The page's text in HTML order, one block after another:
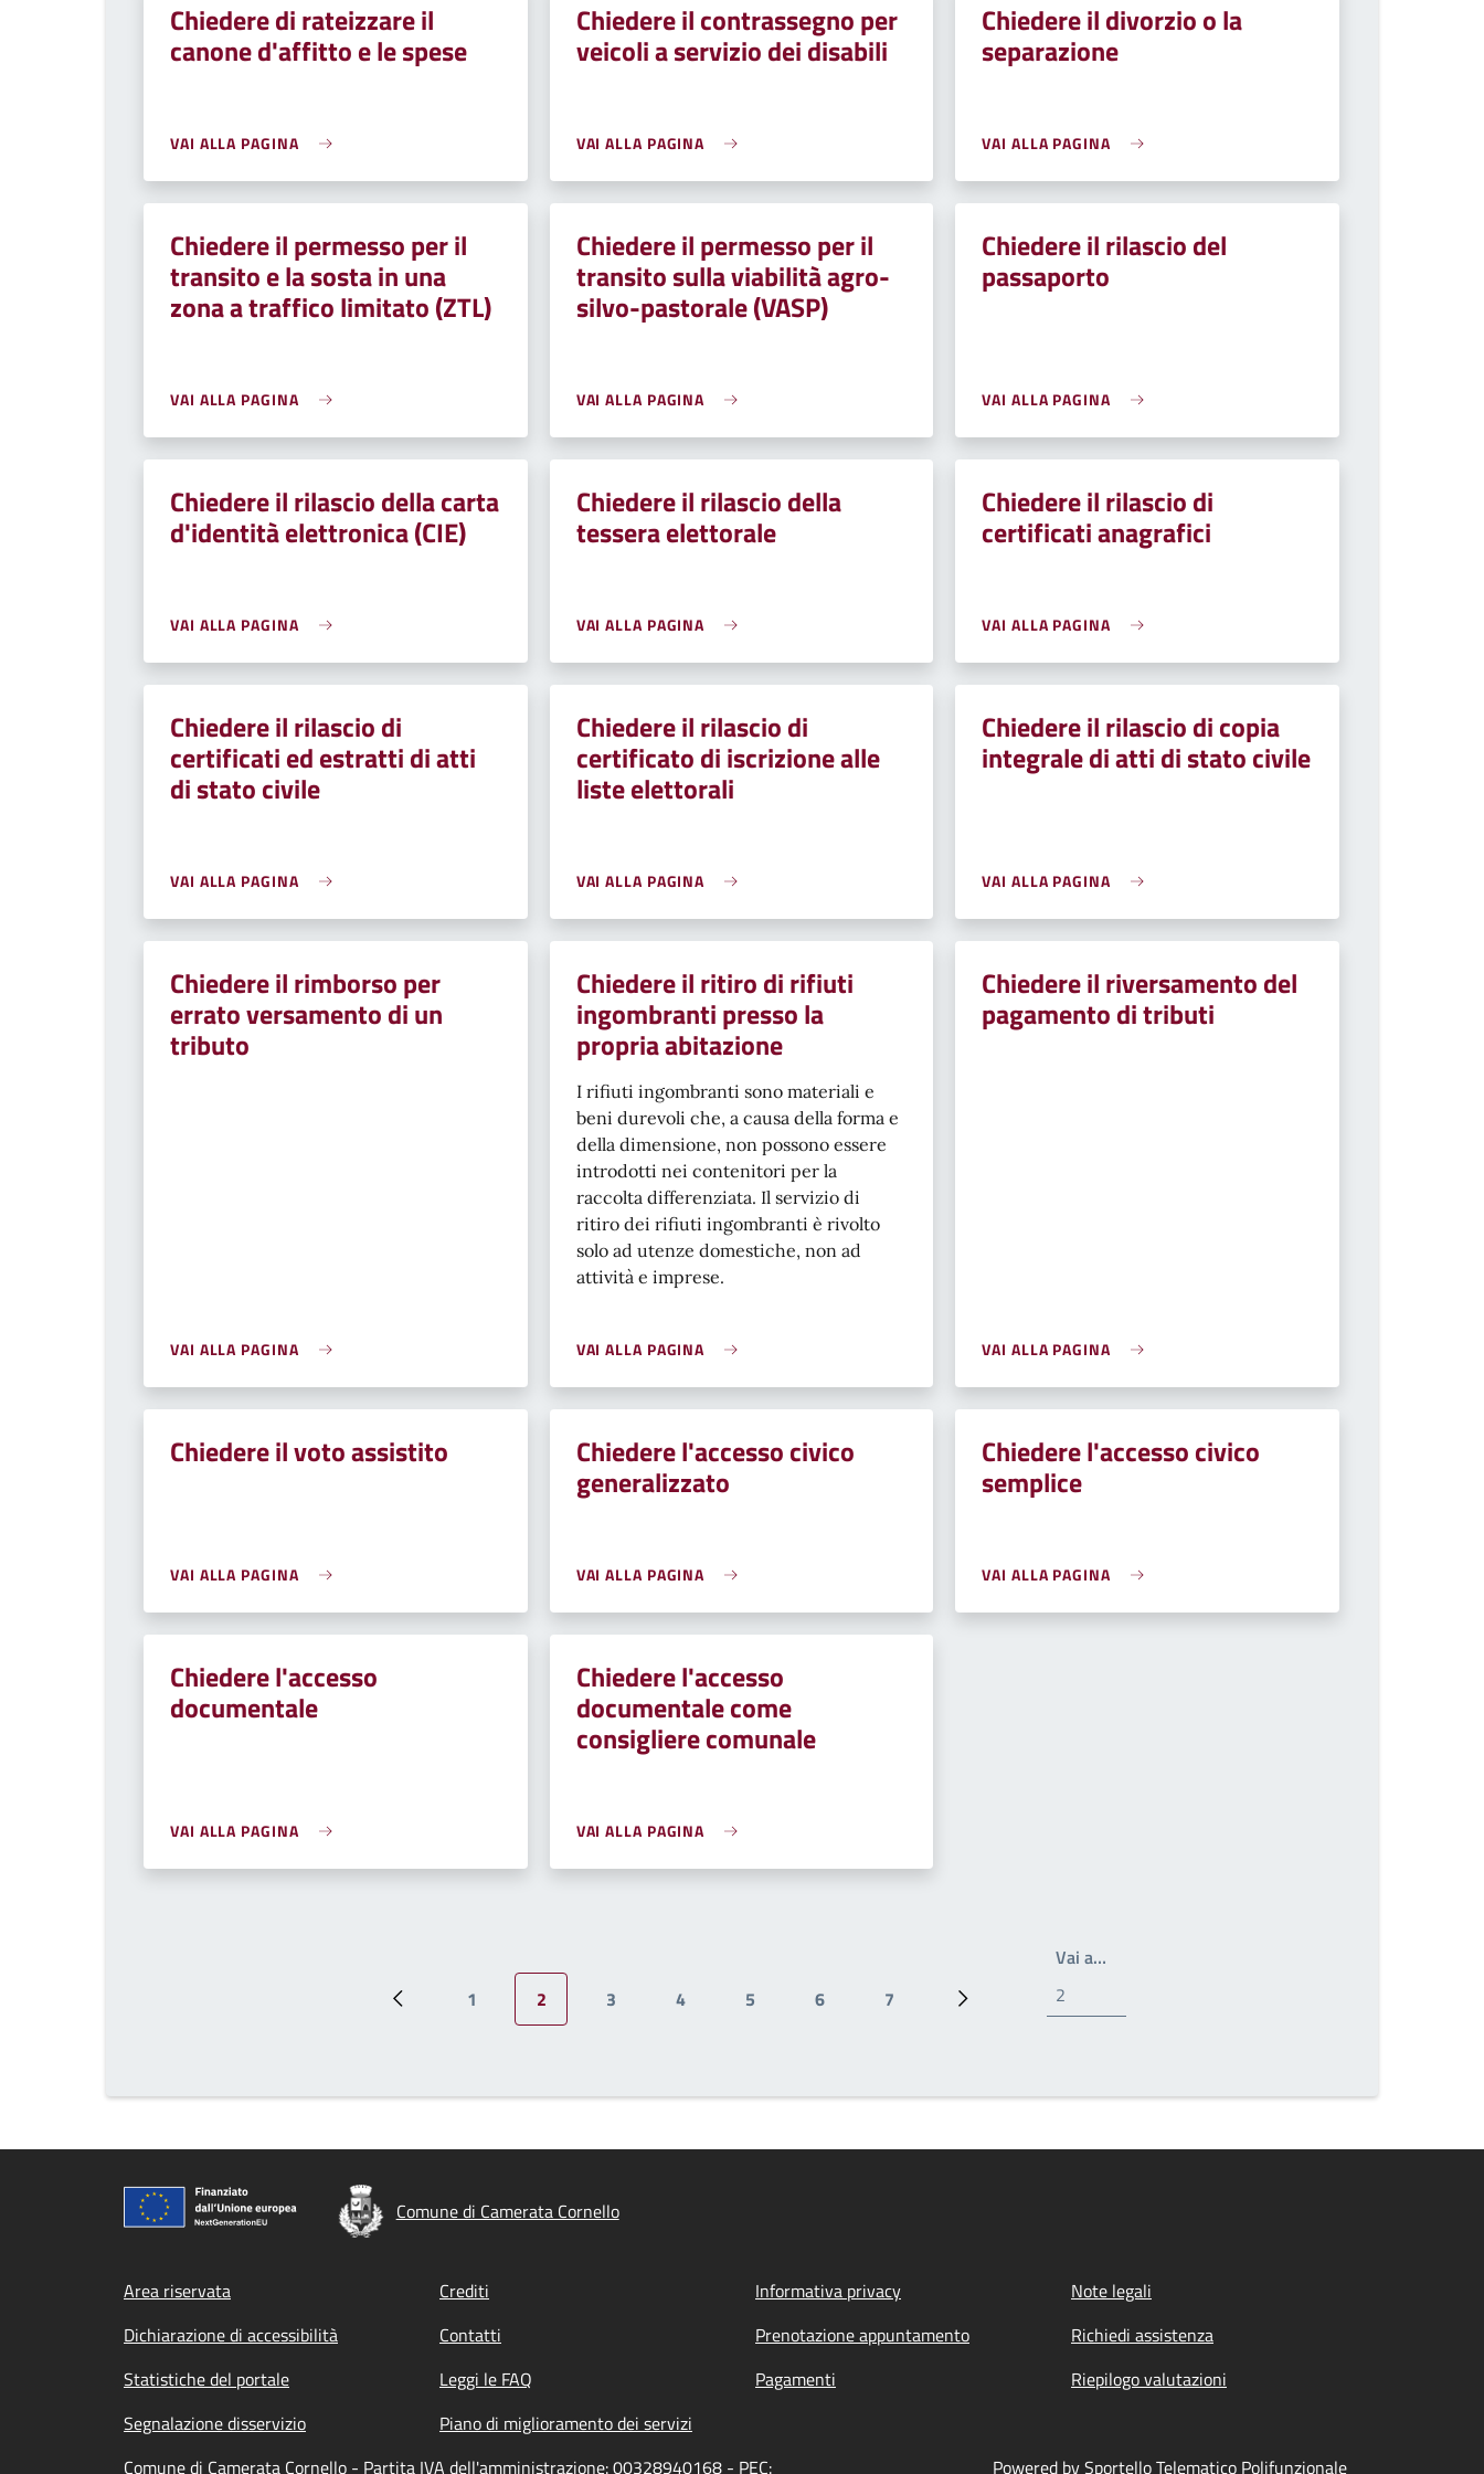
Chiedere di rateizzare il
canone d'affitto e le spese
VAI ALLA PAGINA
Chiedere il contrassegno per
veicoli a servizio dei disabili
VAI ALLA PAGINA
Chiedere il divorzio o la
separazione
VAI ALLA PAGINA
Chiedere il permesso per il
transito e la sosta in una
zona a traffico limitato (ZTL)
VAI ALLA PAGINA
Chiedere il permesso per il
transito sulla viabilità agro-
silvo-pastorale (VASP)
VAI ALLA PAGINA
Chiedere il rilascio del
passaporto
VAI ALLA PAGINA
Chiedere il rilascio della carta
d'identità elettronica (CIE)
VAI ALLA PAGINA
Chiedere il rilascio della
tessera elettorale
VAI ALLA PAGINA
Chiedere il rilascio di
certificati anagrafici
VAI ALLA PAGINA
Chiedere il rilascio di
certificati ed estratti di atti
di stato civile
VAI ALLA PAGINA
Chiedere il rilascio di
certificato di iscrizione alle
liste elettorali
VAI ALLA PAGINA
Chiedere il rilascio di copia
integrale di atti di stato civile
VAI ALLA PAGINA
Chiedere il rimborso per
errato versamento di un
tributo
VAI ALLA PAGINA
Chiedere il ritiro di rifiuti
ingombranti presso la
propria abitazione
I rifiuti ingombranti sono materiali e
beni durevoli che, a causa della forma e
della dimensione, non possono essere
introdotti nei contenitori per la
raccolta differenziata. Il servizio di
ritiro dei rifiuti ingombranti è rivolto
solo ad utenze domestiche, non ad
attività e imprese.
VAI ALLA PAGINA
Chiedere il riversamento del
pagamento di tributi
VAI ALLA PAGINA
Chiedere il voto assistito
VAI ALLA PAGINA
Chiedere l'accesso civico
generalizzato
VAI ALLA PAGINA
Chiedere l'accesso civico
semplice
VAI ALLA PAGINA
Chiedere l'accesso
documentale
VAI ALLA PAGINA
Chiedere l'accesso
documentale come
consigliere comunale
VAI ALLA PAGINA
Pagina precedente
Pagina
1
Pagina attuale
2
Pagina
3
Pagina
4
Pagina
5
Pagina
6
Pagina
7
Pagina successiva
Vai a…
Comune di Camerata Cornello
Footer menu
Area riservata Crediti Informativa privacy
Note legali
Dichiarazione di accessibilità
Contatti Prenotazione appuntamento
Richiedi assistenza
Statistiche del portale
Leggi le FAQ Pagamenti
Riepilogo valutazioni
Segnalazione disservizio
Piano di miglioramento dei servizi
Comune di Camerata Cornello - Partita IVA dell'amministrazione: 00328940168 - PEC:
Powered by Sportello Telematico Polifunzionale